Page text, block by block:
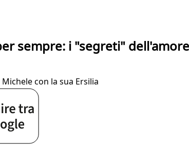
sempre: i "segreti"
con la sua Ersilia